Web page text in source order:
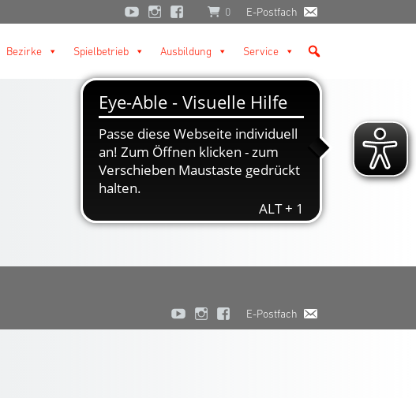
0 E-Postfach
Bezirke Spielbetrieb Ausbildung Service
E-Postfach